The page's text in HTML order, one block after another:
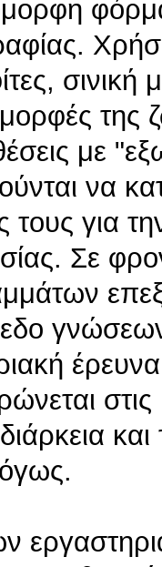
με
να
τους για
Σε
γνώσεων
στις